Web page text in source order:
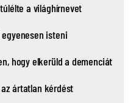
a világhírnevet
isteni
hogy elkerüld a demenciát
ártatlan kérdést